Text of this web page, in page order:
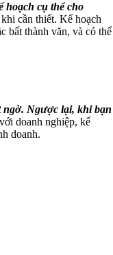
hoạch cụ thể cho
cần thiết. Kế hoạch
bất thành văn, và có thể
ngờ. Ngược lại, khi bạn
doanh nghiệp, kế
doanh.